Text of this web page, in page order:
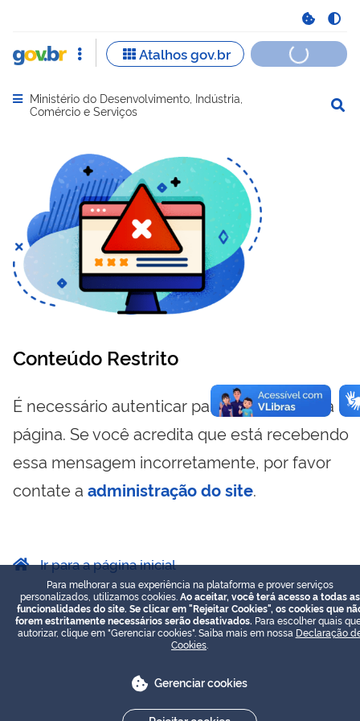
Abrir menu principal de navegação
Ministério do Desenvolvimento, Indústria,
Comércio e Serviços
Conteúdo Restrito
É necessário autenticar para visualizar essa
página. Se você acredita que está recebendo
essa mensagem incorretamente, por favor
contate a administração do site.
Ir para a página inicial
Para melhorar a sua experiência na plataforma e prover serviços
personalizados, utilizamos cookies. Ao aceitar, você terá acesso a todas as
funcionalidades do site. Se clicar em "Rejeitar Cookies", os cookies que
forem estritamente necessários serão desativados. Para escolher quais
autorizar, clique em "Gerenciar cookies". Saiba mais em nossa Declaração
Cookies
Gerenciar cookies